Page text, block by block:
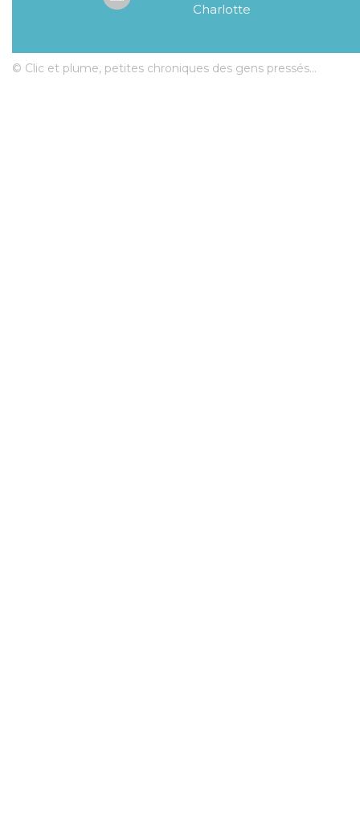
Charlotte
© Clic et plume, petites chroniques des gens pressés...